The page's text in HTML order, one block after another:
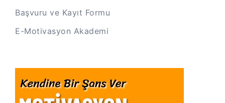
Başvuru ve Kayıt Formu
E-Motivasyon Akademi